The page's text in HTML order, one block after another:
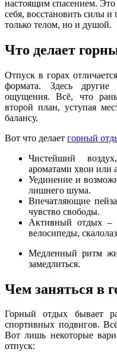
настоящим спасением.
себя, восстановить силы
только телом, но и душой.
Что делает
Отпуск в горах
формата. Здесь
ощущения. Всё, что
второй план, уступая
балансу.
Вот что делает горный
Чистейший
ароматами хвои или
Уединение и
лишнего шума.
Впечатляющие
чувство свободы.
Активный отдых –
велосипеды,
Медленный ритм
замедлиться.
Чем заняться в
Горный отдых бывает
спортивных подвигов.
Вот лишь некоторые
отпуск: